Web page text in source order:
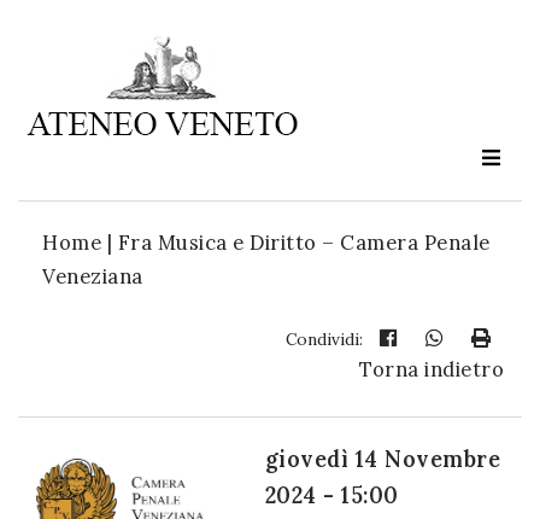
Home | Fra Musica e Diritto – Camera Penale
Veneziana
Condividi:
Torna indietro
giovedì 14 Novembre
2024 - 15:00
Ateneo
è
cultura